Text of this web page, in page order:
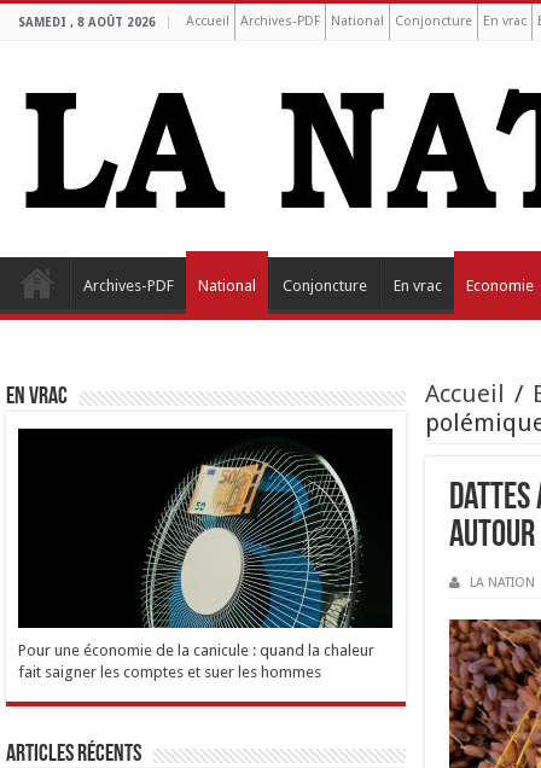
SAMEDI , 8 AOÛT 2026 Accueil Archives-PDF National Conjoncture En vrac
Archives-PDF National Conjoncture En vrac Economie
Accueil /
Dattes
autour
LA NATION
EN VRAC
Pour une économie de la canicule : quand la chaleur
fait saigner les comptes et suer les hommes
Articles Récents